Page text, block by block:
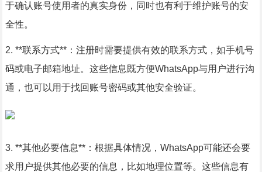
于确认账号使用者的真实身份，同时也有利于维护账号的安
全性。
2. **联系方式**：注册时需要提供有效的联系方式，如手机号
码或电子邮箱地址。这些信息既方便WhatsApp与用户进行沟
通，也可以用于找回账号密码或其他安全验证。
3. **其他必要信息**：根据具体情况，WhatsApp可能还会要
求用户提供其他必要的信息，比如地理位置等。这些信息有